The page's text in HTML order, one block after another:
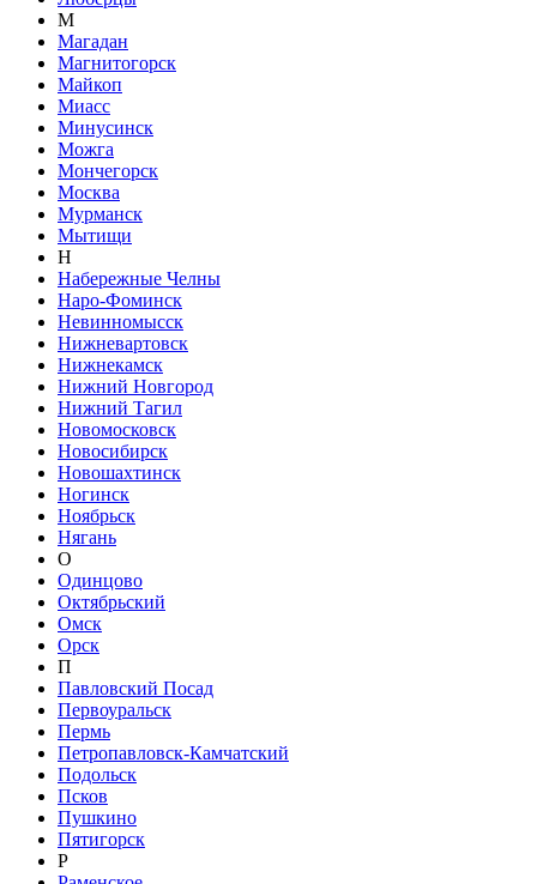
М
Магадан
Магнитогорск
Майкоп
Миасс
Минусинск
Можга
Мончегорск
Москва
Мурманск
Мытищи
Н
Набережные Челны
Наро-Фоминск
Невинномысск
Нижневартовск
Нижнекамск
Нижний Новгород
Нижний Тагил
Новомосковск
Новосибирск
Новошахтинск
Ногинск
Ноябрьск
Нягань
О
Одинцово
Октябрьский
Омск
Орск
П
Павловский Посад
Первоуральск
Пермь
Петропавловск-Камчатский
Подольск
Псков
Пушкино
Пятигорск
Р